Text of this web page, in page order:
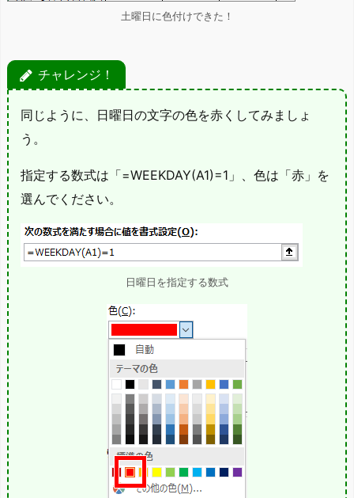
土曜日に色付けできた！
チャレンジ！
同じように、日曜日の文字の色を赤くしてみましょ
う。
指定する数式は「=WEEKDAY(A1)=1」、色は「赤」を
選んでください。
日曜日を指定する数式